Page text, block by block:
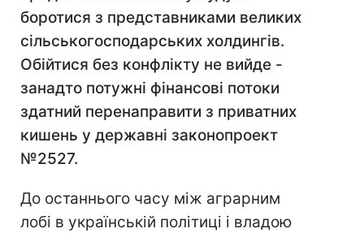
боротися з представниками великих
сільськогосподарських холдингів.
Обійтися без конфлікту не вийде -
занадто потужні фінансові потоки
здатний перенаправити з приватних
кишень у державні законопроект
№2527.
До останнього часу між аграрним
лобі в українській політиці і владою